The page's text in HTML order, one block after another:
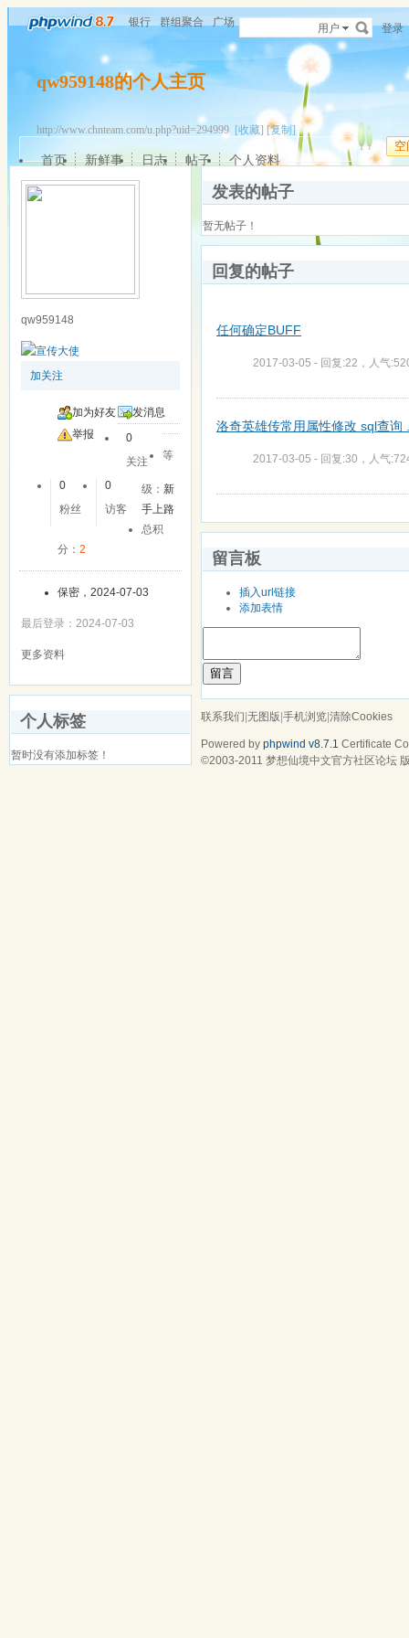
银行 群组聚合 广场 用户 登录
qw959148的个人主页
http://www.chnteam.com/u.php?uid=294999 [收藏] [复制]
空
首页 新鲜事 日志 帖子 个人资料
qw959148
加关注
加为好友
发消息
举报
0
关注
0
粉丝
0
访客
等
级：新
手上路
总积
分： 2
保密，2024-07-03
最后登录：2024-07-03
更多资料
个人标签
暂时没有添加标签！
发表的帖子
暂无帖子！
回复的帖子
任何确定BUFF
2017-03-05 - 回复:22，人气
洛奇英雄传常用属性修改 sql查询
2017-03-05 - 回复:30，人气
留言板
插入url链接
添加表情
留言
联系我们|无图版|手机浏览|清除Cookies
Powered by phpwind v8.7.1 Certificate
©2003-2011 梦想仙境中文官方社区论坛